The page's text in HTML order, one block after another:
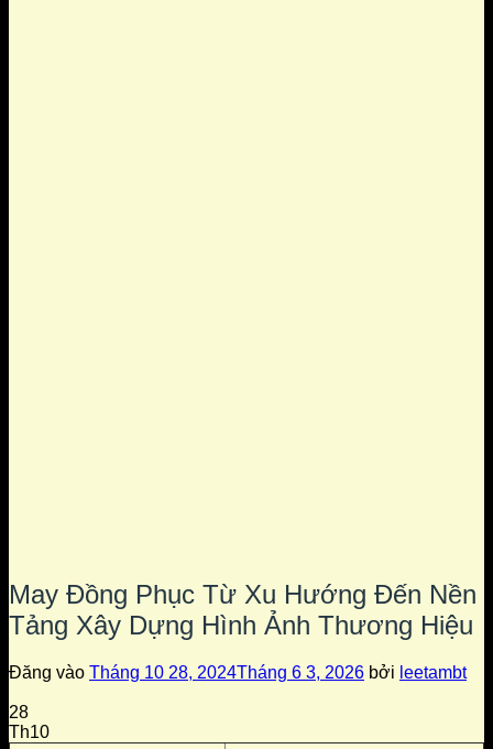
May Đồng Phục Từ Xu Hướng Đến Nền
Tảng Xây Dựng Hình Ảnh Thương Hiệu
Đăng vào Tháng 10 28, 2024Tháng 6 3, 2026 bởi leetambt
28
Th10